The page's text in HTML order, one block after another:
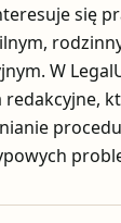
się
W